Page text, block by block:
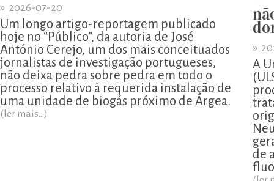
» 2026-07-20
Um longo artigo-reportagem publicado
hoje no “Público”, da autoria de José
António Cerejo, um dos mais conceituados
jornalistas de investigação portugueses,
não deixa pedra sobre pedra em todo o
processo relativo à requerida instalação de
uma unidade de biogás próximo de Árgea.
(ler mais...)
»
A
de